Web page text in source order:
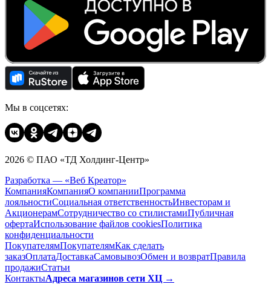
Мы в соцсетях:
2026 © ПАО «ТД Холдинг-Центр»
Разработка — «Веб Креатор»
КомпанияКомпанияО компанииПрограмма
лояльностиСоциальная ответственностьИнвесторам и
АкционерамСотрудничество со стилистамиПубличная
офертаИспользование файлов cookiesПолитика
конфиденциальности
ПокупателямПокупателямКак сделать
заказОплатаДоставкаCамовывозОбмен и возвратПравила
продажиСтатьи
КонтактыАдреса магазинов сети ХЦ →